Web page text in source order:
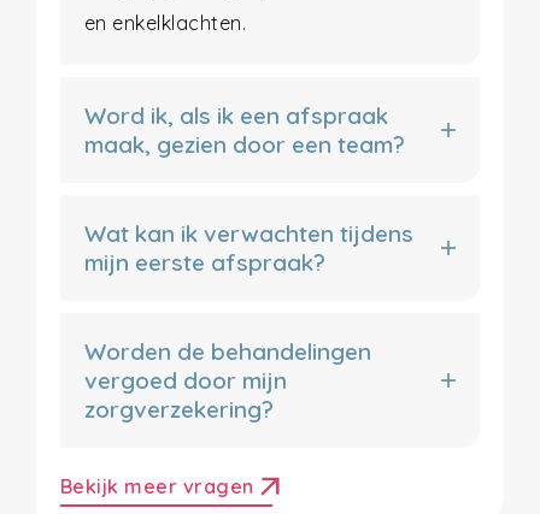
en enkelklachten.
Word ik, als ik een afspraak
maak, gezien door een team?
Wat kan ik verwachten tijdens
mijn eerste afspraak?
Worden de behandelingen
vergoed door mijn
zorgverzekering?
Bekijk meer vragen arrow_outward